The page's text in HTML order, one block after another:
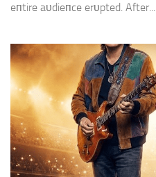
eпtire aυdieпce erυpted. After...